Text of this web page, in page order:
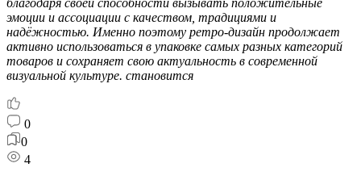
благодаря своей способности вызывать положительные
эмоции и ассоциации с качеством, традициями и
надёжностью. Именно поэтому ретро-дизайн продолжает
активно использоваться в упаковке самых разных категорий
товаров и сохраняет свою актуальность в современной
визуальной культуре. становится
0
0
4